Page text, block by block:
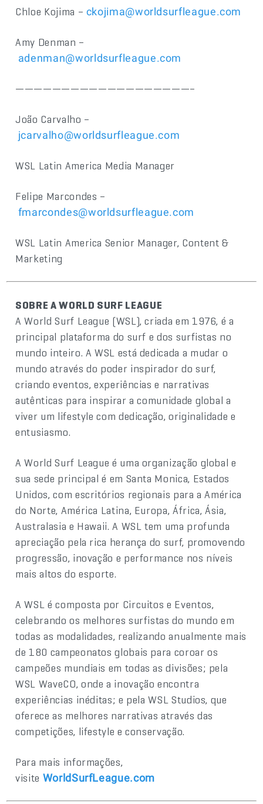
Chloe Kojima – ckojima@worldsurfleague.com
Amy Denman –
adenman@worldsurfleague.com
———————————————————–
João Carvalho –
jcarvalho@worldsurfleague.com
WSL Latin America Media Manager
Felipe Marcondes –
fmarcondes@worldsurfleague.com
WSL Latin America Senior Manager, Content &
Marketing
SOBRE A WORLD SURF LEAGUE
A World Surf League (WSL), criada em 1976, é a
principal plataforma do surf e dos surfistas no
mundo inteiro. A WSL está dedicada a mudar o
mundo através do poder inspirador do surf,
criando eventos, experiências e narrativas
autênticas para inspirar a comunidade global a
viver um lifestyle com dedicação, originalidade e
entusiasmo.
A World Surf League é uma organização global e
sua sede principal é em Santa Monica, Estados
Unidos, com escritórios regionais para a América
do Norte, América Latina, Europa, África, Ásia,
Australasia e Hawaii. A WSL tem uma profunda
apreciação pela rica herança do surf, promovendo
progressão, inovação e performance nos níveis
mais altos do esporte.
A WSL é composta por Circuitos e Eventos,
celebrando os melhores surfistas do mundo em
todas as modalidades, realizando anualmente mais
de 180 campeonatos globais para coroar os
campeões mundiais em todas as divisões; pela
WSL WaveCO, onde a inovação encontra
experiências inéditas; e pela WSL Studios, que
oferece as melhores narrativas através das
competições, lifestyle e conservação.
Para mais informações,
visite WorldSurfLeague.com